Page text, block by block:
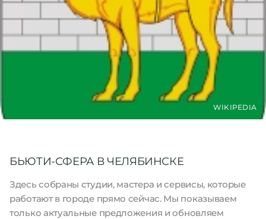
WIKIPEDIA
БЬЮТИ-СФЕРА В ЧЕЛЯБИНСКЕ
Здесь собраны студии, мастера и сервисы, которые
работают в городе прямо сейчас. Мы показываем
только актуальные предложения и обновляем